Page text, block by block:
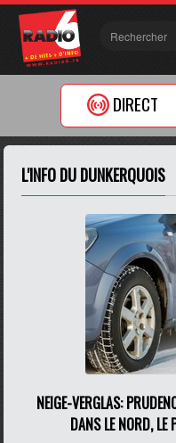
DIRECT
L'INFO DU DUNKERQUOIS
NEIGE-VERGLAS:
DANS LE NORD, LE